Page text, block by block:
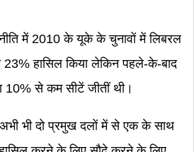
में 2010 के यूके के चुनावों में लिबरल
हासिल किया लेकिन पहले-के-बाद
10% से कम सीटें जीतीं थी।
भी दो प्रमुख दलों में से एक के साथ